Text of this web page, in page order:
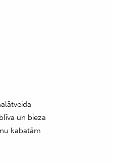
un bieza
kabatām